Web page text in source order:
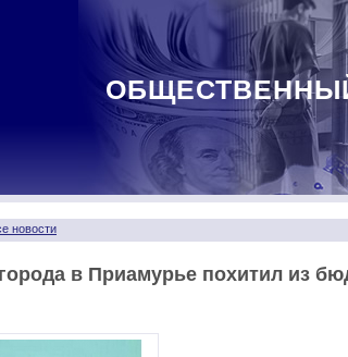
новости
в Приамурье похитил из